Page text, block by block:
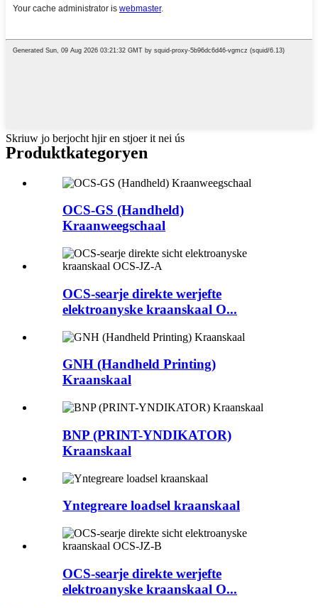
Skriuw jo berjocht hjir en stjoer it nei ús
Produktkategoryen
OCS-GS (Handheld)
Kraanweegschaal
OCS-searje direkte werjefte
elektroanyske kraanskaal O...
GNH (Handheld Printing)
Kraanskaal
BNP (PRINT-YNDIKATOR)
Kraanskaal
Yntegreare loadsel kraanskaal
OCS-searje direkte werjefte
elektroanyske kraanskaal O...